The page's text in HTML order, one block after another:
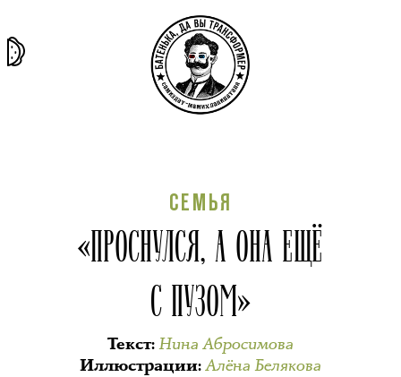
СЕМЬЯ
«ПРОСНУЛСЯ, А ОНА ЕЩЁ
С ПУЗОМ»
Текст:Нина Абросимова
Иллюстрации:Алёна Белякова